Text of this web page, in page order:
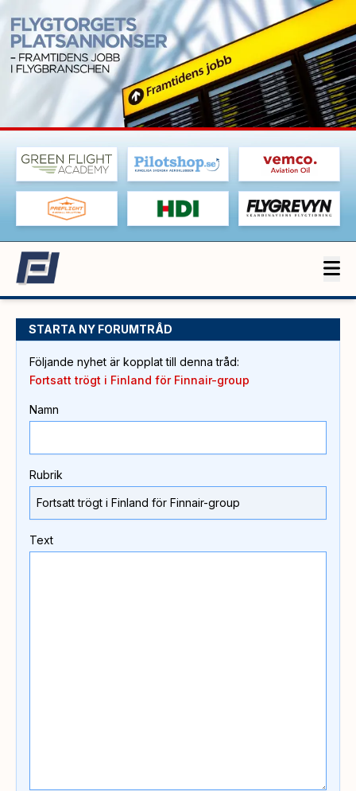
STARTA NY FORUMTRÅD
Följande nyhet är kopplat till denna tråd:
Fortsatt trögt i Finland för Finnair-group
Namn
Rubrik
Text